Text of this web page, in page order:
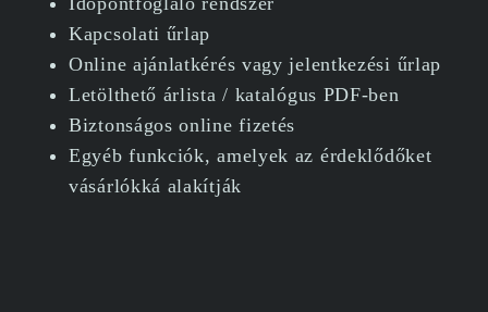
Kapcsolati űrlap
Online ajánlatkérés vagy jelentkezési űrlap
Letölthető árlista / katalógus PDF-ben
Biztonságos online fizetés
Egyéb funkciók, amelyek az érdeklődőket
vásárlókká alakítják